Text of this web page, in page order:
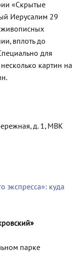
«Скрытые
Иерусалим 29
живописных
вплоть до
для
картин на
д. 1, МВК
экспресса»: куда